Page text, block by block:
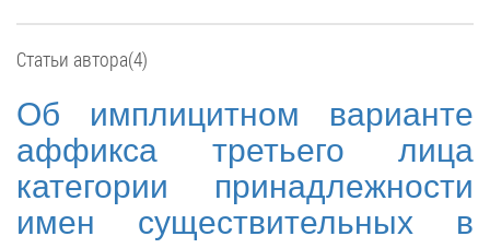
Статьи автора(4)
Об имплицитном варианте
аффикса третьего лица
категории принадлежности
имен существительных в